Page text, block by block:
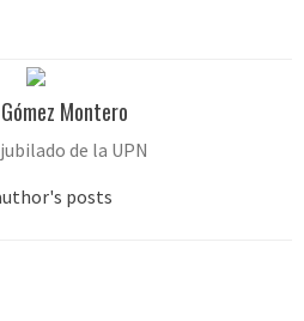
Montero
de la UPN
posts